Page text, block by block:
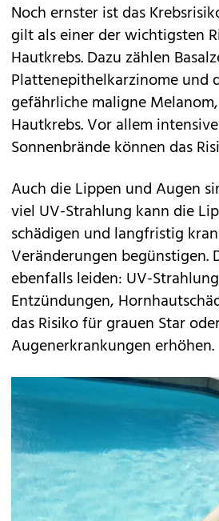
Noch ernster ist das
gilt als einer der wichtigsten
Hautkrebs. Dazu zählen
Plattenepithelkarzinome und
gefährliche maligne
Hautkrebs. Vor allem
Sonnenbrände können das
Auch die Lippen und Augen
viel UV-Strahlung kann die
schädigen und langfristig
Veränderungen begünstigen.
ebenfalls leiden: UV-
Entzündungen,
das Risiko für grauen Star
Augenerkrankungen erhöhen.